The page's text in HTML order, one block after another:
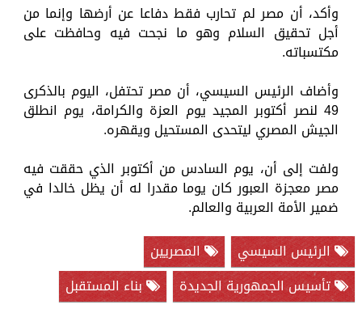
وأكد، أن مصر لم تحارب فقط دفاعا عن أرضها وإنما من
أجل تحقيق السلام وهو ما نجحت فيه وحافظت على
مكتسباته.
وأضاف الرئيس السيسي، أن مصر تحتفل، اليوم بالذكرى
49 لنصر أكتوبر المجيد يوم العزة والكرامة، يوم انطلق
الجيش المصري ليتحدى المستحيل ويقهره.
ولفت إلى أن، يوم السادس من أكتوبر الذي حققت فيه
مصر معجزة العبور كان يوما مقدرا له أن يظل خالدا في
ضمير الأمة العربية والعالم.
الرئيس السيسي
المصريين
تأسيس الجمهورية الجديدة
بناء المستقبل